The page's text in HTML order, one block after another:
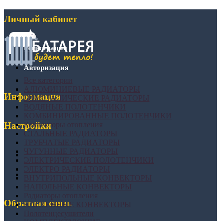
Личный кабинет
Регистрация
Авторизация
Информация
Настройки
Обратная связь
БИМЕТАЛИЧЕСКИЕ РАДИАТОРЫ
Конвекторы отопления
СТАЛЬНЫЕ РАДИАТОРЫ
НАСТЕННЫЕ КОНВЕКТОРЫ